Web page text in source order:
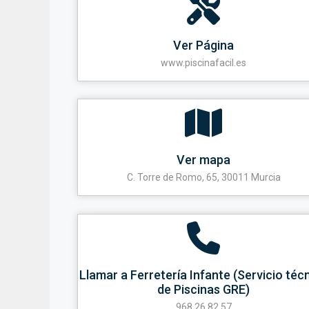
Ver Página
www.piscinafacil.es
Ver mapa
C. Torre de Romo, 65, 30011 Murcia
Llamar a Ferretería Infante (Servicio
de Piscinas GRE)